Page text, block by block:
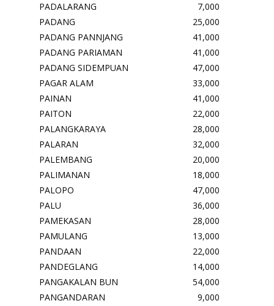
PADALARANG
7,000
PADANG
25,000
PADANG PANNJANG
41,000
PADANG PARIAMAN
41,000
PADANG SIDEMPUAN
47,000
PAGAR ALAM
33,000
PAINAN
41,000
PAITON
22,000
PALANGKARAYA
28,000
PALARAN
32,000
PALEMBANG
20,000
PALIMANAN
18,000
PALOPO
47,000
PALU
36,000
PAMEKASAN
28,000
PAMULANG
13,000
PANDAAN
22,000
PANDEGLANG
14,000
PANGAKALAN BUN
54,000
PANGANDARAN
9,000